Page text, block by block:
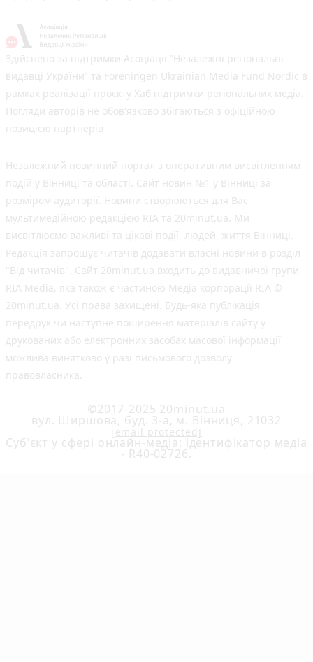
Здійснено за підтримки Асоціації “Незалежні регіональні
видавці України” та Foreningen Ukrainian Media Fund Nordic в
рамках реалізації проєкту Хаб підтримки регіональних медіа.
Погляди авторів не обов'язково збігаються з офіційною
позицією партнерів
Незалежний новинний портал з оперативним висвітленням
подій у Вінниці та області. Сайт новин №1 у Вінниці за
розміром аудиторії. Новини створюються для Вас
мультимедійною редакцією RIA та 20minut.ua. Ми
висвітлюємо важливі та цікаві події, людей, життя Вінниці.
Редакція запрошує читачів додавати власні новини в розділ
"Від читачів". Сайт 20minut.ua входить до видавничої групи
RIA Media, яка також є частиною Медіа корпорації RIA ©
20minut.ua. Усі права захищені. Будь-яка публiкацiя,
передрук чи наступне поширення матеріалів сайту у
друкованих або електронних засобах масової інформації
можлива винятково у разі письмового дозволу
правовласника.
©2017-2025 20minut.ua
вул. Ширшова, буд. 3-а, м. Вінниця, 21032
[email protected]
Cуб'єкт у сфері онлайн-медіа; ідентифікатор медіа
- R40-02726.